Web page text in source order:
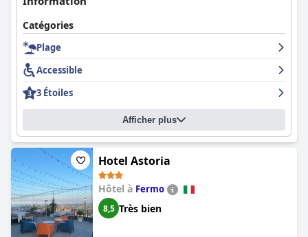
Catégories
Plage
Accessible
3 Étoiles
Afficher plus
Hotel Astoria
Hôtel à Fermo
8,5 Très bien